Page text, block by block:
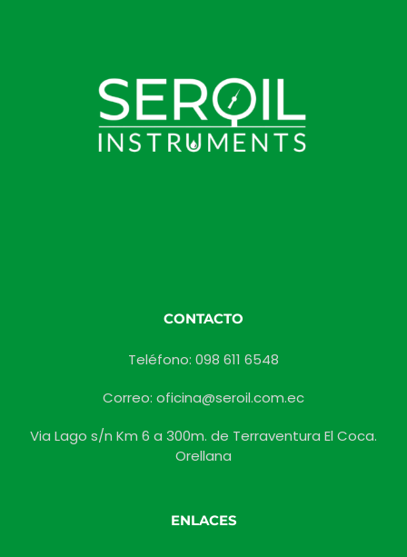
CONTACTO
Teléfono: 098 611 6548
Correo: oficina@seroil.com.ec
Via Lago s/n Km 6 a 300m. de Terraventura El Coca.
Orellana
ENLACES